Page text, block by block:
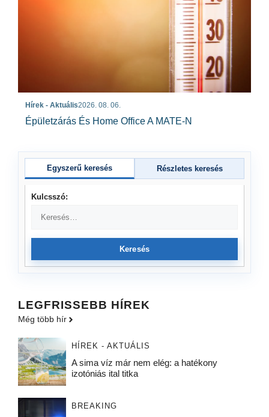
Hírek - Aktuális2026. 08. 06.
Épületzárás És Home Office A MATE-N
Egyszerű keresés Részletes keresés
Kulcsszó:
Keresés
LEGFRISSEBB HÍREK
Még több hír
HÍREK - AKTUÁLIS
A sima víz már nem elég: a hatékony
izotóniás ital titka
BREAKING